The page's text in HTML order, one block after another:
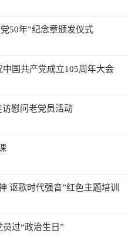
50年”纪念章颁发仪式
国共产党成立105周年大会
访慰问老党员活动
讴歌时代强音”红色主题培训
过“政治生日”